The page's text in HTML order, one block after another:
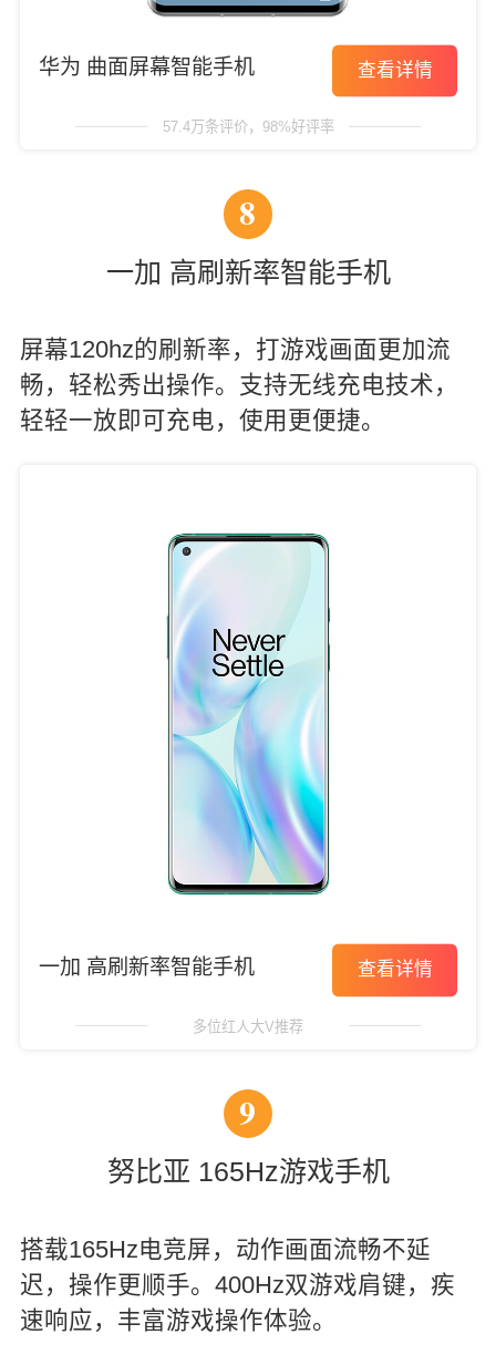
华为 曲面屏幕智能手机 查看详情
57.4万条评价，98%好评率
8
一加 高刷新率智能手机
屏幕120hz的刷新率，打游戏画面更加流
畅，轻松秀出操作。支持无线充电技术，
轻轻一放即可充电，使用更便捷。
一加 高刷新率智能手机 查看详情
多位红人大V推荐
9
努比亚 165Hz游戏手机
搭载165Hz电竞屏，动作画面流畅不延
迟，操作更顺手。400Hz双游戏肩键，疾
速响应，丰富游戏操作体验。